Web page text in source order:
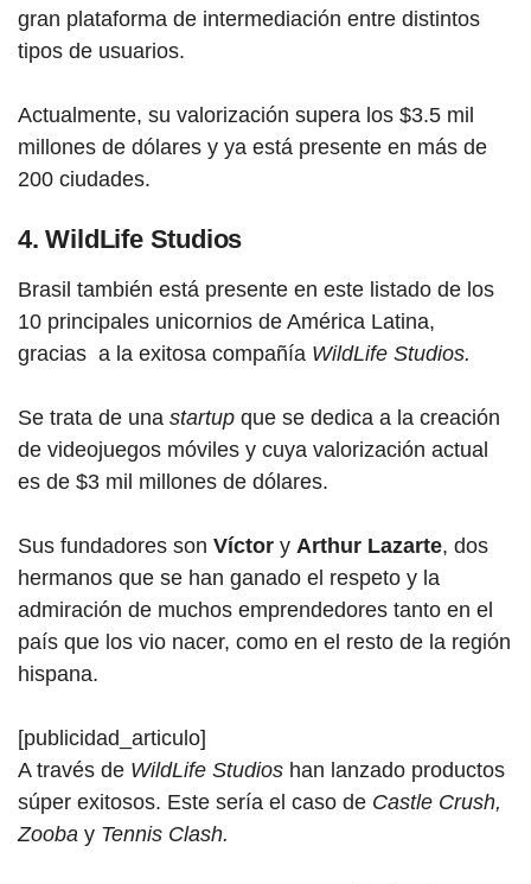
gran plataforma de intermediación entre distintos
tipos de usuarios.
Actualmente, su valorización supera los $3.5 mil
millones de dólares y ya está presente en más de
200 ciudades.
4. WildLife Studios
Brasil también está presente en este listado de los
10 principales unicornios de América Latina,
gracias a la exitosa compañía WildLife Studios.
Se trata de una startup que se dedica a la creación
de videojuegos móviles y cuya valorización actual
es de $3 mil millones de dólares.
Sus fundadores son Víctor y Arthur Lazarte, dos
hermanos que se han ganado el respeto y la
admiración de muchos emprendedores tanto en el
país que los vio nacer, como en el resto de la región
hispana.
[publicidad_articulo]
A través de WildLife Studios han lanzado productos
súper exitosos. Este sería el caso de Castle Crush,
Zooba y Tennis Clash.